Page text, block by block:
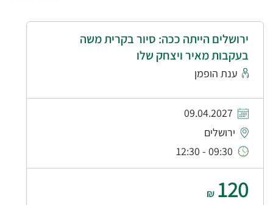
ירושלים הייתה ככה: סיור בקרית משה
בעקבות מאיר ויצחק שלו
ענת הופמן
09.04.2027
ירושלים
09:30 - 12:30
120
₪